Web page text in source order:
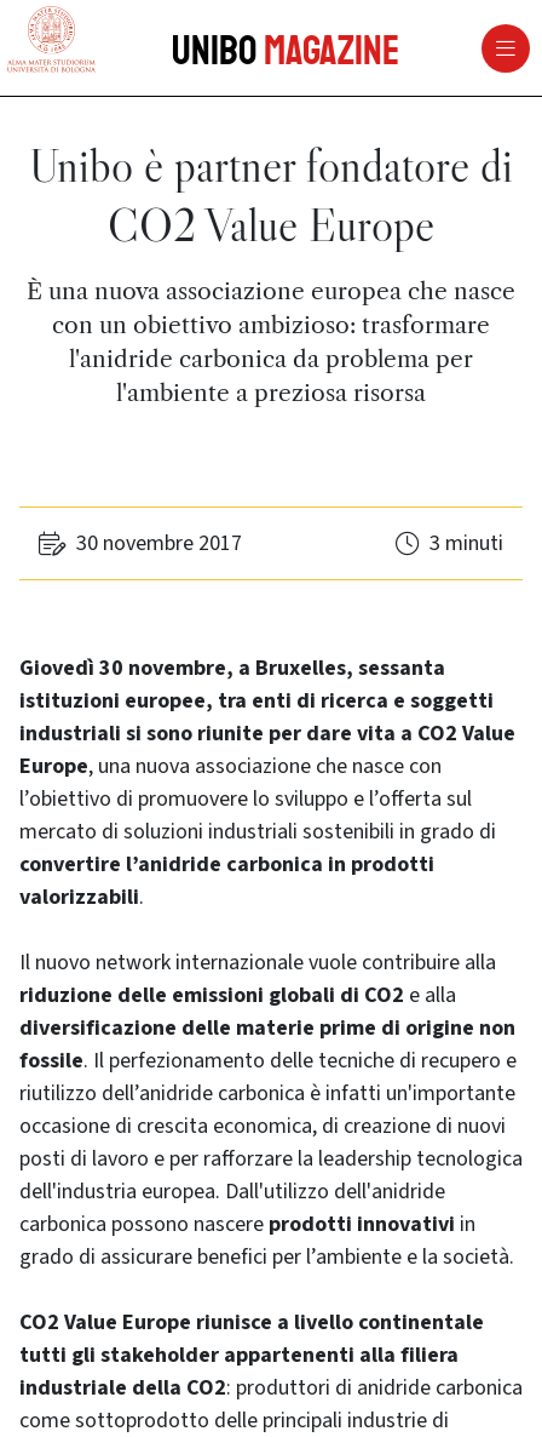
vai al contenuto della pagina
UniboMagazine
Unibo è partner fondatore di
CO2 Value Europe
È una nuova associazione europea che nasce
con un obiettivo ambizioso: trasformare
l'anidride carbonica da problema per
l'ambiente a preziosa risorsa
30 novembre 2017 3 minuti
Giovedì 30 novembre, a Bruxelles, sessanta
istituzioni europee, tra enti di ricerca e soggetti
industriali si sono riunite per dare vita a CO2 Value
Europe, una nuova associazione che nasce con
l’obiettivo di promuovere lo sviluppo e l’offerta sul
mercato di soluzioni industriali sostenibili in grado di
convertire l’anidride carbonica in prodotti
valorizzabili.
Il nuovo network internazionale vuole contribuire alla
riduzione delle emissioni globali di CO2 e alla
diversificazione delle materie prime di origine non
fossile. Il perfezionamento delle tecniche di recupero e
riutilizzo dell’anidride carbonica è infatti un'importante
occasione di crescita economica, di creazione di nuovi
posti di lavoro e per rafforzare la leadership tecnologica
dell'industria europea. Dall'utilizzo dell'anidride
carbonica possono nascere prodotti innovativi in
grado di assicurare benefici per l’ambiente e la società.
CO2 Value Europe riunisce a livello continentale
tutti gli stakeholder appartenenti alla filiera
industriale della CO2: produttori di anidride carbonica
come sottoprodotto delle principali industrie di